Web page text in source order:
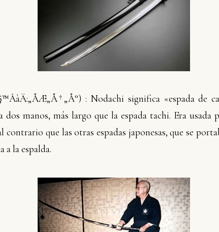
: Nodachi significa «espada de
dos manos, más largo que la espada tachi. Era usada
contrario que las otras espadas japonesas, que se
a la espalda.